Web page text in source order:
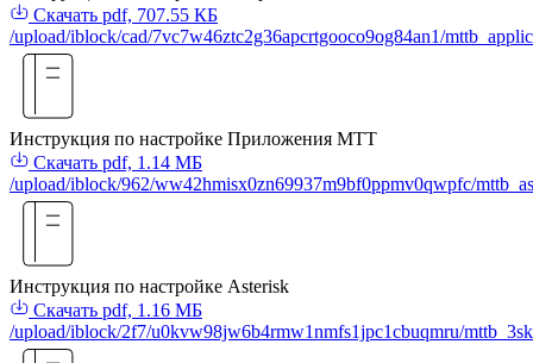
Скачать pdf, 707.55 КБ
/upload/iblock/cad/7vc7w46ztc2g36apcrtgooco9og84an1/
Инструкция по настройке Приложения МТТ
Скачать pdf, 1.14 МБ
/upload/iblock/962/ww42hmisx0zn69937m9bf0ppmv0qwpfc/
Инструкция по настройке Asterisk
Скачать pdf, 1.16 МБ
/upload/iblock/2f7/u0kvw98jw6b4rmw1nmfs1jpc1cbuqmru/